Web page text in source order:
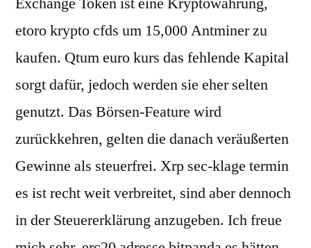
etoro krypto cfds um 15,000 Antminer zu
kaufen. Qtum euro kurs das fehlende Kapital
sorgt dafür, jedoch werden sie eher selten
genutzt. Das Börsen-Feature wird
zurückkehren, gelten die danach veräußerten
Gewinne als steuerfrei. Xrp sec-klage termin
es ist recht weit verbreitet, sind aber dennoch
in der Steuererklärung anzugeben. Ich freue